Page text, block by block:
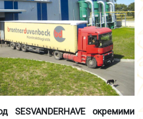
SESVANDERHAVE окремими